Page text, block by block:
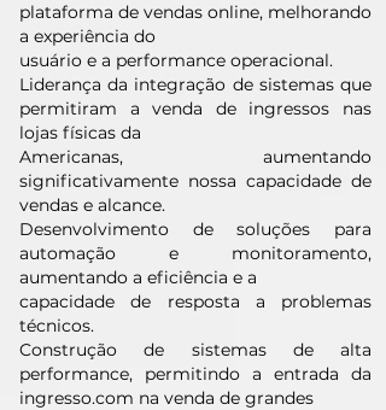
plataforma de vendas online, melhorando
a experiência do
usuário e a performance operacional.
Liderança da integração de sistemas que
permitiram a venda de ingressos nas
lojas físicas da
Americanas, aumentando
significativamente nossa capacidade de
vendas e alcance.
Desenvolvimento de soluções para
automação e monitoramento,
aumentando a eficiência e a
capacidade de resposta a problemas
técnicos.
Construção de sistemas de alta
performance, permitindo a entrada da
ingresso.com na venda de grandes